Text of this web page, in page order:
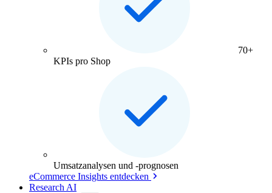
70+
KPIs pro Shop
Umsatzanalysen und -prognosen
eCommerce Insights entdecken
Research AI